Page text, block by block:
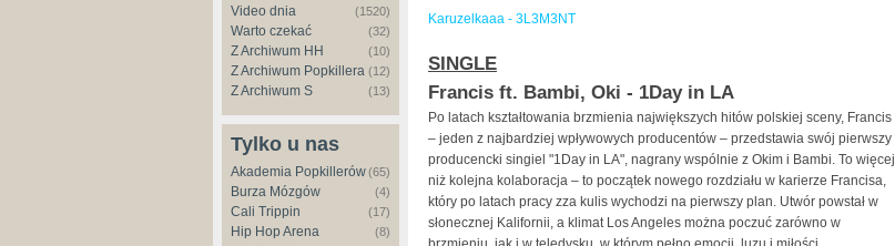
Video dnia (1520)
Warto czekać (32)
Z Archiwum HH (10)
Z Archiwum Popkillera (12)
Z Archiwum S (13)
Tylko u nas
Akademia Popkillerów(65)
Burza Mózgów (4)
Cali Trippin (17)
Hip Hop Arena (8)
Karuzelkaaa - 3L3M3NT
SINGLE
Francis ft. Bambi, Oki - 1Day in LA
Po latach kształtowania brzmienia największych hitów polskiej sceny, Francis
– jeden z najbardziej wpływowych producentów – przedstawia swój pierwszy
producencki singiel "1Day in LA", nagrany wspólnie z Okim i Bambi. To więcej
niż kolejna kolaboracja – to początek nowego rozdziału w karierze Francisa,
który po latach pracy zza kulis wychodzi na pierwszy plan. Utwór powstał w
słonecznej Kalifornii, a klimat Los Angeles można poczuć zarówno w